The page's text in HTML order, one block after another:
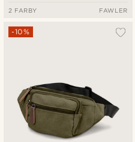
2 FARBY FAWLER
-10%